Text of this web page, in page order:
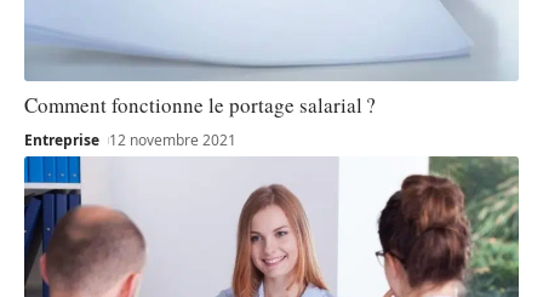
Comment fonctionne le portage salarial ?
Entreprise 12 novembre 2021